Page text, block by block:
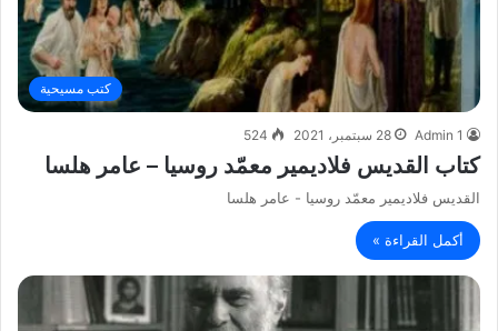
كتب مسيحية
Admin 1 28 سبتمبر، 2021 524
كتاب القديس فلاديمير معمّد روسيا – عامر هلسا
القديس فلاديمير معمّد روسيا - عامر هلسا
أكمل القراءة »